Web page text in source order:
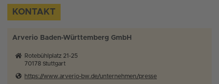
KONTAKT
Arverio Baden-Württemberg GmbH
Rotebühlplatz 21-25
70178 Stuttgart
https://www.arverio-bw.de/unternehmen/presse